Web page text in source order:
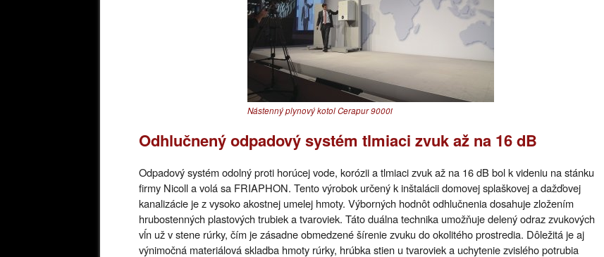
Nástenný plynový kotol Cerapur 9000i
Odhlučnený odpadový systém tlmiaci zvuk až na 16 dB
Odpadový systém odolný proti horúcej vode, korózii a tlmiaci zvuk až na 16 dB bol k videniu na stánku
firmy Nicoll a volá sa FRIAPHON. Tento výrobok určený k inštalácii domovej splaškovej a dažďovej
kanalizácie je z vysoko akostnej umelej hmoty. Výborných hodnôt odhlučnenia dosahuje zložením
hrubostenných plastových trubiek a tvaroviek. Táto duálna technika umožňuje delený odraz zvukových
vĺn už v stene rúrky, čím je zásadne obmedzené šírenie zvuku do okolitého prostredia. Dôležitá je aj
výnimočná materiálová skladba hmoty rúrky, hrúbka stien u tvaroviek a uchytenie zvislého potrubia